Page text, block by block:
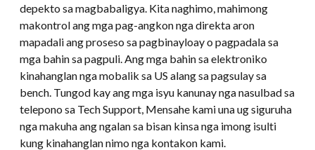
depekto sa magbabaligya. Kita naghimo, mahimong
makontrol ang mga pag-angkon nga direkta aron
mapadali ang proseso sa pagbinayloay o pagpadala sa
mga bahin sa pagpuli. Ang mga bahin sa elektroniko
kinahanglan nga mobalik sa US alang sa pagsulay sa
bench. Tungod kay ang mga isyu kanunay nga nasulbad sa
telepono sa Tech Support, Mensahe kami una ug siguruha
nga makuha ang ngalan sa bisan kinsa nga imong isulti
kung kinahanglan nimo nga kontakon kami.